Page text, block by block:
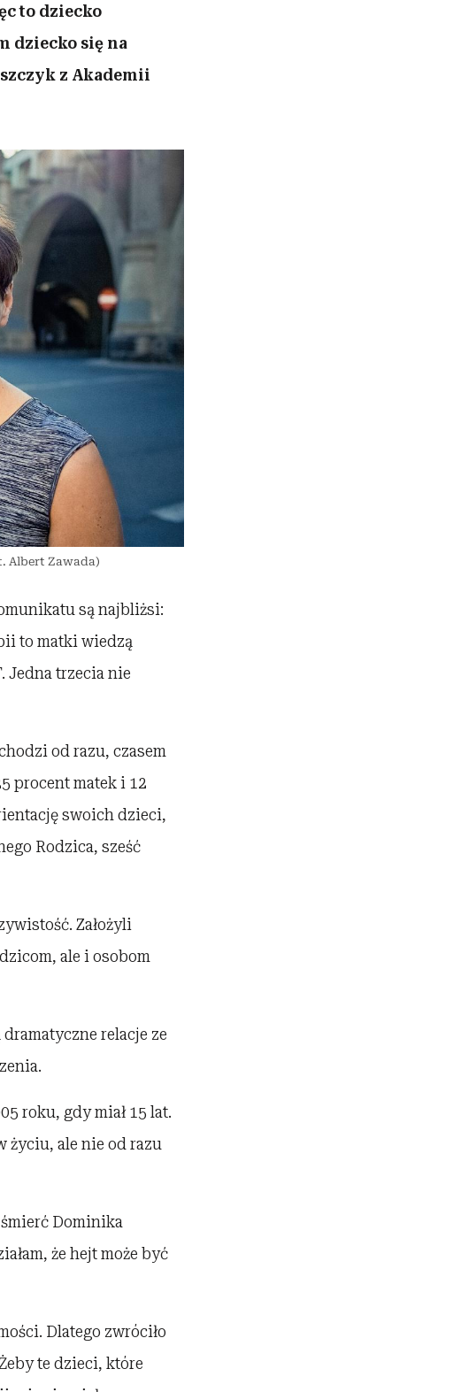
to dziecko
dziecko się na
z Akademii
Albert Zawada)
są najbliżsi:
to matki wiedzą
Jedna trzecia nie
od razu, czasem
procent matek i 12
swoich dzieci,
Rodzica, sześć
Założyli
ale i osobom
relacje ze
roku, gdy miał 15 lat.
życiu, ale nie od razu
śmierć Dominika
że hejt może być
Dlatego zwróciło
te dzieci, które